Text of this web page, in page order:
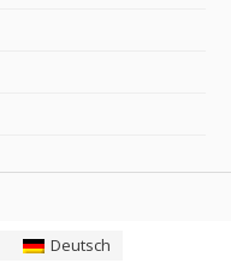
Deutsch